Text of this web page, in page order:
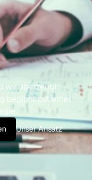
rategie
baren
tion
wir überzeugt:
beginnt mit einer
Unser Ansatz